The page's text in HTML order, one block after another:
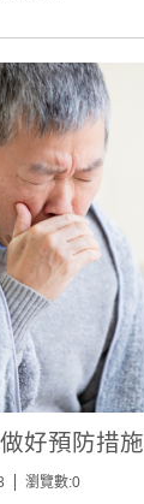
好預防措施
瀏覽數:0